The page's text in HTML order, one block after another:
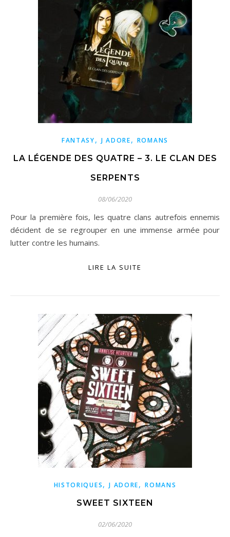
FANTASY, J ADORE, ROMANS
LA LÉGENDE DES QUATRE – 3. LE CLAN DES
SERPENTS
08/06/2020
Pour la première fois, les quatre clans autrefois ennemis
décident de se regrouper en une immense armée pour
lutter contre les humains.
LIRE LA SUITE
HISTORIQUES,J ADORE,ROMANS
SWEET SIXTEEN
02/06/2020